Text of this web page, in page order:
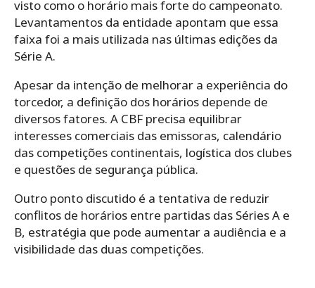
visto como o horário mais forte do campeonato.
Levantamentos da entidade apontam que essa
faixa foi a mais utilizada nas últimas edições da
Série A.
Apesar da intenção de melhorar a experiência do
torcedor, a definição dos horários depende de
diversos fatores. A CBF precisa equilibrar
interesses comerciais das emissoras, calendário
das competições continentais, logística dos clubes
e questões de segurança pública.
Outro ponto discutido é a tentativa de reduzir
conflitos de horários entre partidas das Séries A e
B, estratégia que pode aumentar a audiência e a
visibilidade das duas competições.